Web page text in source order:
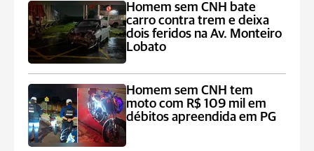
Homem sem CNH bate
carro contra trem e deixa
dois feridos na Av. Monteiro
Lobato
Homem sem CNH tem
moto com R$ 109 mil em
débitos apreendida em PG